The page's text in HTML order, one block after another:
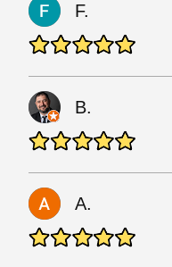
F.
B.
A.